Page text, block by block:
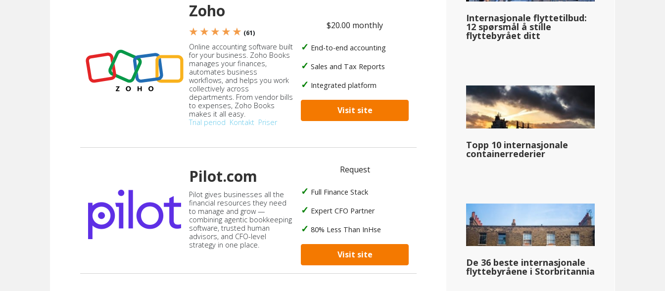
Zoho
★ ★ ★ ★ ★ (61)
Online accounting software built
for your business. Zoho Books
manages your finances,
automates business
workflows, and helps you work
collectively across
departments. From vendor bills
to expenses, Zoho Books
makes it all easy.
Trial period Kontakt Priser
$20.00 monthly
End-to-end accounting
Sales and Tax Reports
Integrated platform
Visit site
Pilot.com
Pilot gives businesses all the
financial resources they need
to manage and grow —
combining agentic bookkeeping
software, trusted human
advisors, and CFO-level
strategy in one place.
Request
Full Finance Stack
Expert CFO Partner
80% Less Than InHse
Visit site
Internasjonale flyttetilbud:
12 spørsmål å stille
flyttebyrået ditt
Topp 10 internasjonale
containerrederier
De 36 beste internasjonale
flyttebyråene i Storbritannia